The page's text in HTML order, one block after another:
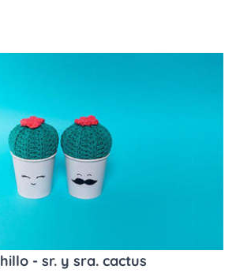
- sr. y sra. cactus